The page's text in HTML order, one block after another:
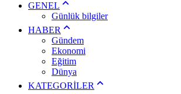
GENEL
Günlük bilgiler
HABER
Gündem
Ekonomi
Eğitim
Dünya
KATEGORİLER